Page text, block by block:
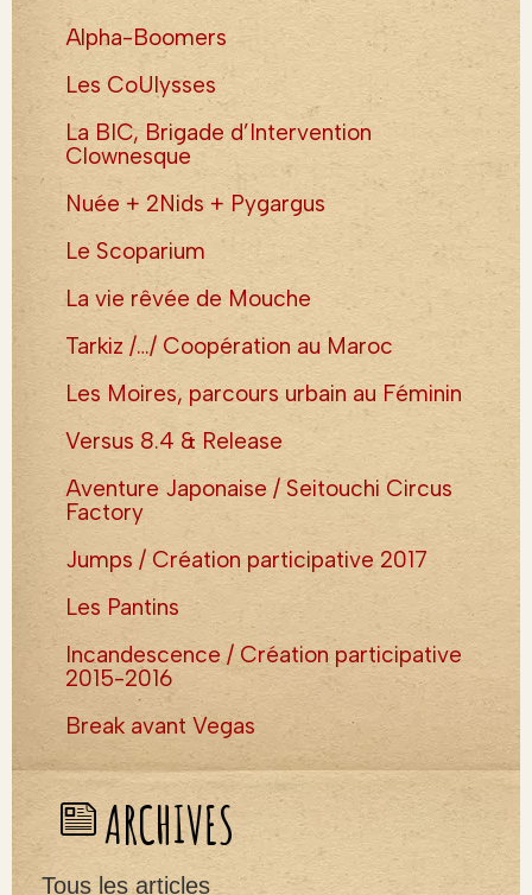
Alpha-Boomers
Les CoUlysses
La BIC, Brigade d’Intervention
Clownesque
Nuée + 2Nids + Pygargus
Le Scoparium
La vie rêvée de Mouche
Tarkiz /…/ Coopération au Maroc
Les Moires, parcours urbain au Féminin
Versus 8.4 & Release
Aventure Japonaise / Seitouchi Circus
Factory
Jumps / Création participative 2017
Les Pantins
Incandescence / Création participative
2015-2016
Break avant Vegas
ARCHIVES
Tous les articles